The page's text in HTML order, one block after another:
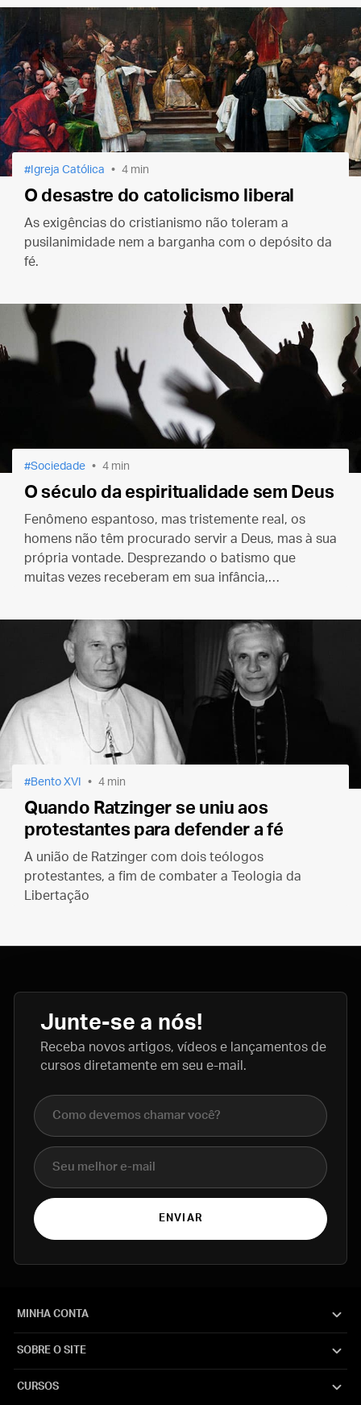
Igreja Católica 4 min
O desastre do catolicismo liberal
As exigências do cristianismo não toleram a
pusilanimidade nem a barganha com o depósito da
fé.
Sociedade 4 min
O século da espiritualidade sem Deus
Fenômeno espantoso, mas tristemente real, os
homens não têm procurado servir a Deus, mas à sua
própria vontade. Desprezando o batismo que
muitas vezes receberam em sua infância,
Bento XVI 4 min
Quando Ratzinger se uniu aos
protestantes para defender a fé
A união de Ratzinger com dois teólogos
protestantes, a fim de combater a Teologia da
Libertação
Junte-se a nós!
Receba novos artigos, vídeos e lançamentos de
cursos diretamente em seu e-mail.
Nome completo
E-mail
ENVIAR
MINHA CONTA
SOBRE O SITE
CURSOS